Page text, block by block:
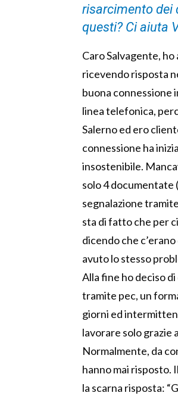
risarcimento dei
questi? Ci aiuta
Caro Salvagente,
ricevendo risposta
buona connessione
linea telefonica,
Salerno ed ero
connessione ha
insostenibile.
solo 4 documentate
segnalazione
sta di fatto che per
dicendo che
avuto lo stesso
Alla fine ho deciso
tramite pec, un
giorni ed
lavorare solo grazie
Normalmente, da
hanno mai risposto.
la scarna risposta: